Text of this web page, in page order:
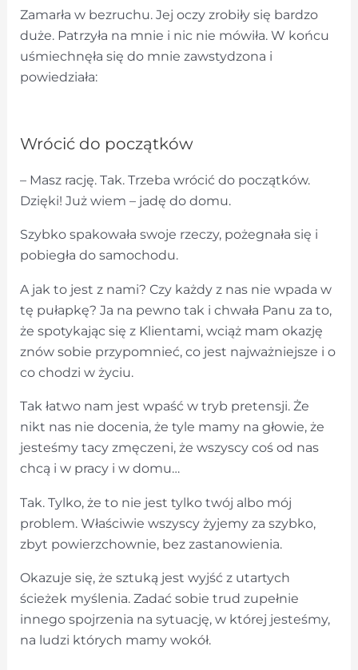
Zamarła w bezruchu. Jej oczy zrobiły się bardzo
duże. Patrzyła na mnie i nic nie mówiła. W końcu
uśmiechnęła się do mnie zawstydzona i
powiedziała:
Wrócić do początków
– Masz rację. Tak. Trzeba wrócić do początków.
Dzięki! Już wiem – jadę do domu.
Szybko spakowała swoje rzeczy, pożegnała się i
pobiegła do samochodu.
A jak to jest z nami? Czy każdy z nas nie wpada w
tę pułapkę? Ja na pewno tak i chwała Panu za to,
że spotykając się z Klientami, wciąż mam okazję
znów sobie przypomnieć, co jest najważniejsze i o
co chodzi w życiu.
Tak łatwo nam jest wpaść w tryb pretensji. Że
nikt nas nie docenia, że tyle mamy na głowie, że
jesteśmy tacy zmęczeni, że wszyscy coś od nas
chcą i w pracy i w domu…
Tak. Tylko, że to nie jest tylko twój albo mój
problem. Właściwie wszyscy żyjemy za szybko,
zbyt powierzchownie, bez zastanowienia.
Okazuje się, że sztuką jest wyjść z utartych
ścieżek myślenia. Zadać sobie trud zupełnie
innego spojrzenia na sytuację, w której jesteśmy,
na ludzi których mamy wokół.